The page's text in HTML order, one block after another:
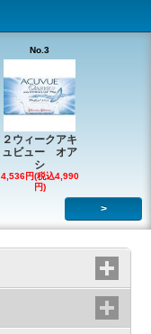
No.3
２ウィークアキ
ュビュー オア
シ
4,536円(税込4,990
円)
>